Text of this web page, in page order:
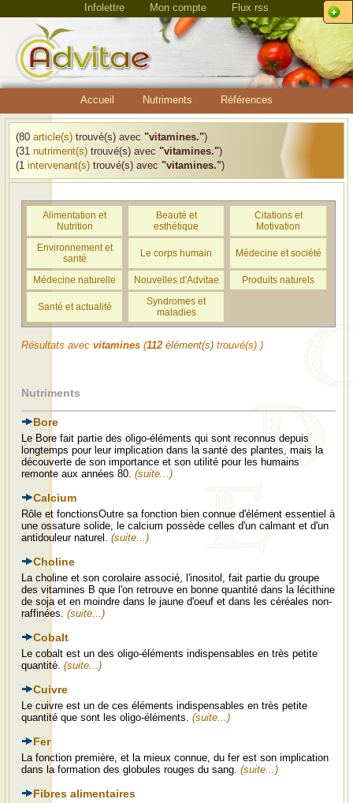
Infolettre Mon compte Flux rss
Accueil Nutriments Références
(80 article(s) trouvé(s) avec "vitamines.")
(31 nutriment(s) trouvé(s) avec "vitamines.")
(1 intervenant(s) trouvé(s) avec "vitamines.")
Alimentation et
Nutrition
Beauté et
esthétique
Citations et
Motivation
Environnement et
santé
Le corps humain Médecine et société
Médecine naturelle Nouvelles d'Advitae Produits naturels
Santé et actualité
Syndromes et
maladies
Résultats avec vitamines (112 élément(s) trouvé(s) )
Nutriments
Bore
Le Bore fait partie des oligo-éléments qui sont reconnus depuis
longtemps pour leur implication dans la santé des plantes, mais la
découverte de son importance et son utilité pour les humains
remonte aux années 80. (suite...)
Calcium
Rôle et fonctionsOutre sa fonction bien connue d'élément essentiel à
une ossature solide, le calcium possède celles d'un calmant et d'un
antidouleur naturel. (suite...)
Choline
La choline et son corolaire associé, l'inositol, fait partie du groupe
des vitamines B que l'on retrouve en bonne quantité dans la lécithine
de soja et en moindre dans le jaune d'oeuf et dans les céréales non-
raffinées. (suite...)
Cobalt
Le cobalt est un des oligo-éléments indispensables en très petite
quantité. (suite...)
Cuivre
Le cuivre est un de ces éléments indispensables en très petite
quantité que sont les oligo-éléments. (suite...)
Fer
La fonction première, et la mieux connue, du fer est son implication
dans la formation des globules rouges du sang. (suite...)
Fibres alimentaires